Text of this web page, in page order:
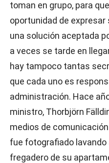
toman en grupo, para
oportunidad de expresar
una solución aceptada
a veces se tarde en
hay tampoco tantas
que cada uno es
administración. Hace
ministro, Thorbjörn
medios de
fue fotografiado lavando
fregadero de su